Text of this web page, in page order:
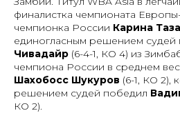
финалистка чемпионата
чемпионка России Карина
единогласным решением судей
Чивадайр (6-4-1, КО 4) из
чемпиона России в среднем
Шахобосс Шукуров (6-1, КО 2),
решением судей победил
КО 2).